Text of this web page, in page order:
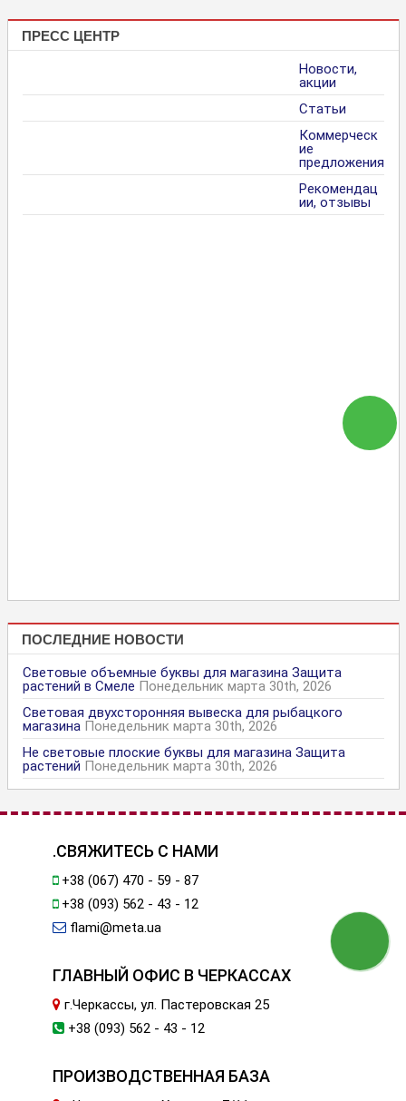
ПРЕСС ЦЕНТР
Новости,
акции
Статьи
Коммерческ
ие
предложения
Рекомендац
ии, отзывы
ПОСЛЕДНИЕ НОВОСТИ
Световые объемные буквы для магазина Защита
растений в Смеле Понедельник марта 30th, 2026
Световая двухсторонняя вывеска для рыбацкого
магазина Понедельник марта 30th, 2026
Не световые плоские буквы для магазина Защита
растений Понедельник марта 30th, 2026
.СВЯЖИТЕСЬ С НАМИ
+38 (067) 470 - 59 - 87
+38 (093) 562 - 43 - 12
flami@meta.ua
ГЛАВНЫЙ ОФИС В ЧЕРКАССАХ
г.Черкассы, ул. Пастеровская 25
+38 (093) 562 - 43 - 12
ПРОИЗВОДСТВЕННАЯ БАЗА